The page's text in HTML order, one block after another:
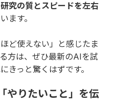
究の質とスピードを左右
ます。
ど使えない」と感じたま
方は、ぜひ最新のAIを試
きっと驚くはずです。
やりたいこと」を伝